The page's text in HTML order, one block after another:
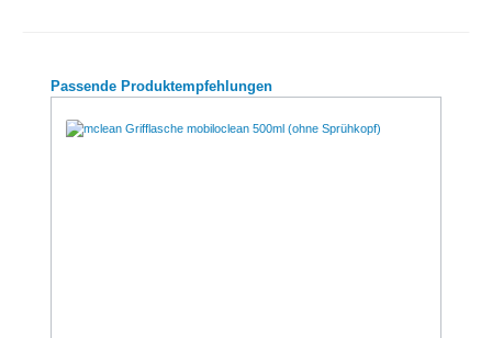
Produktgalerie überspringen
Passende Produktempfehlungen